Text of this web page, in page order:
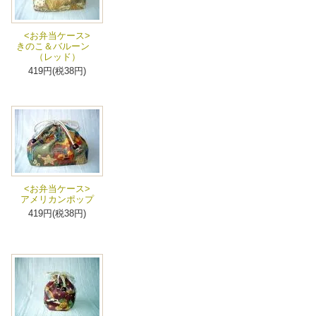
<お弁当ケース>
きのこ＆バルーン
（レッド）
419円(税38円)
<お弁当ケース>
アメリカンポップ
419円(税38円)